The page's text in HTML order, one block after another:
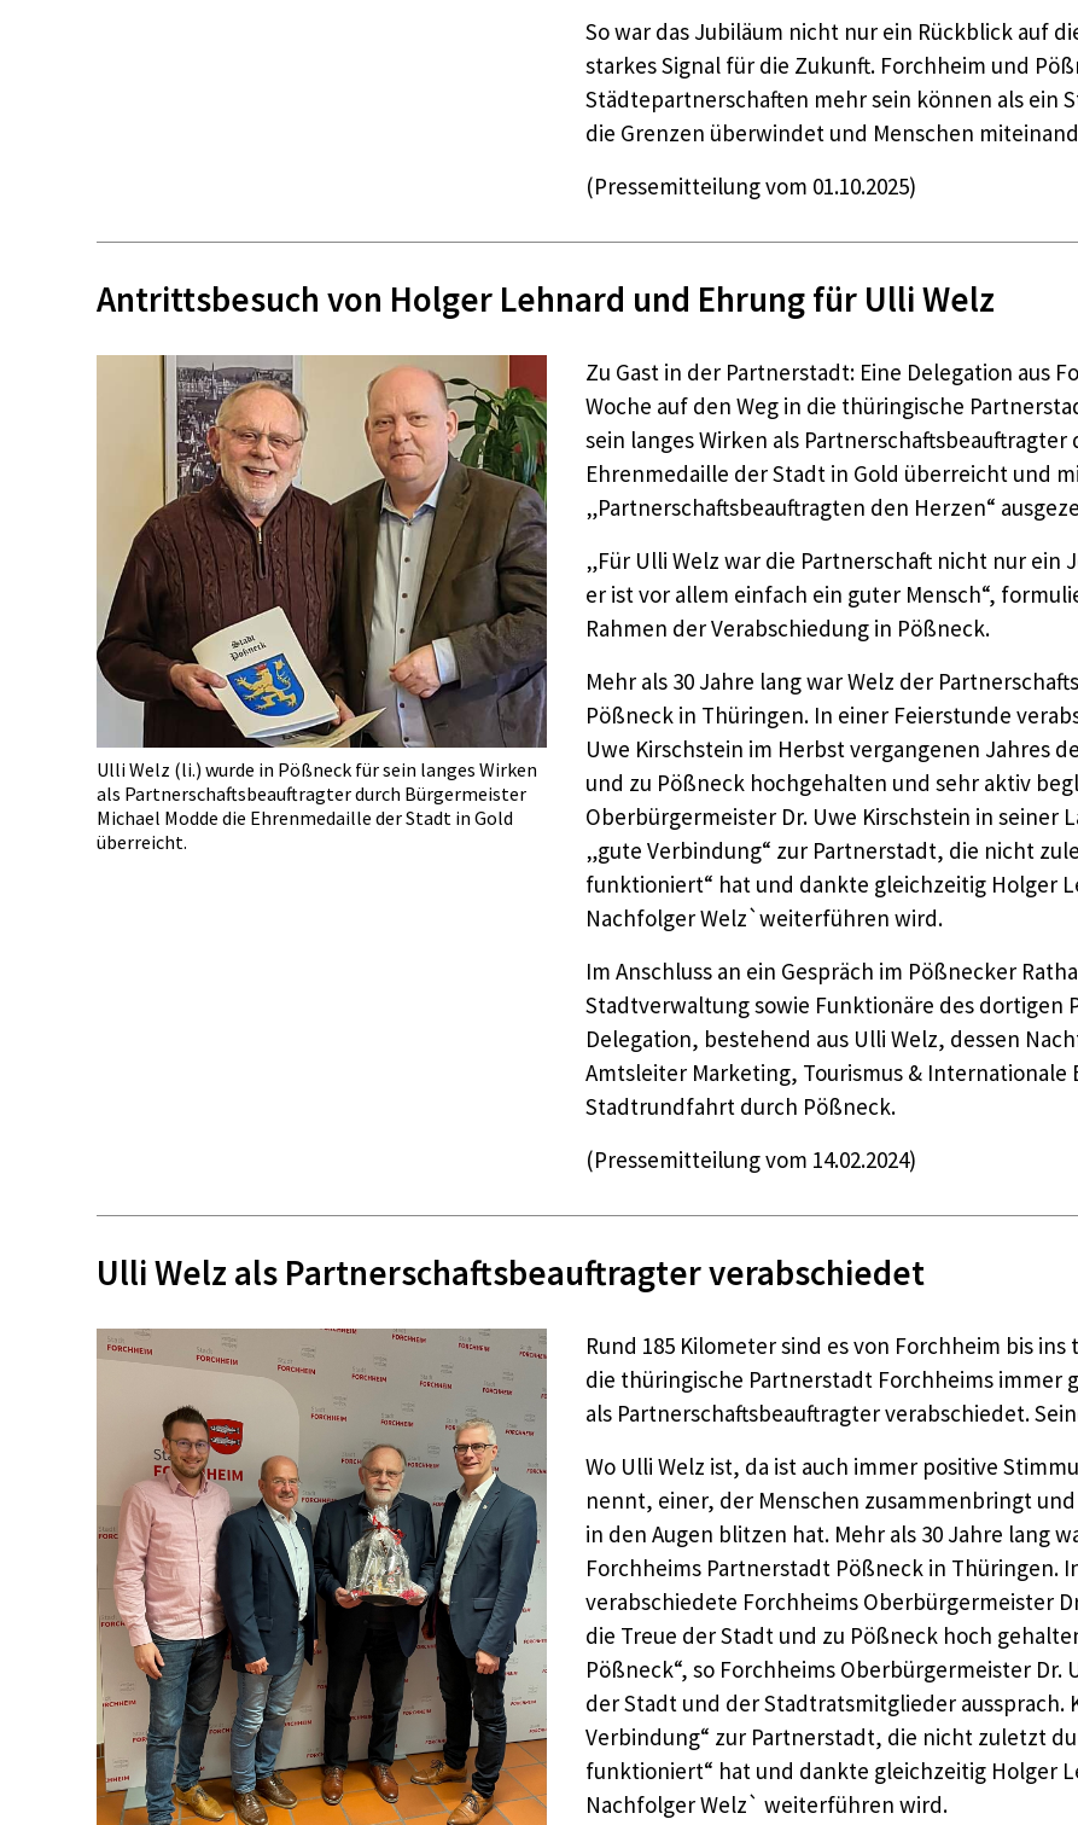
So war das Jubiläum nicht nur ein Rückblick auf
starkes Signal für die Zukunft. Forchheim und
Städtepartnerschaften mehr sein können als ein
die Grenzen überwindet und Menschen
(Pressemitteilung vom 01.10.2025)
Antrittsbesuch von Holger Lehnard und Ehrung für Ulli Welz
Ulli Welz (li.) wurde in Pößneck für sein langes Wirken
als Partnerschaftsbeauftragter durch Bürgermeister
Michael Modde die Ehrenmedaille der Stadt in Gold
überreicht.
Zu Gast in der Partnerstadt: Eine Delegation aus
Woche auf den Weg in die thüringische
sein langes Wirken als
Ehrenmedaille der Stadt in Gold überreicht und
„Partnerschaftsbeauftragten den Herzen“
„Für Ulli Welz war die Partnerschaft nicht nur
er ist vor allem einfach ein guter Mensch“,
Rahmen der Verabschiedung in Pößneck.
Mehr als 30 Jahre lang war Welz der
Pößneck in Thüringen. In einer Feierstunde
Uwe Kirschstein im Herbst vergangenen Jahres
und zu Pößneck hochgehalten und sehr aktiv
Oberbürgermeister Dr. Uwe Kirschstein in seiner
„gute Verbindung“ zur Partnerstadt, die nicht
funktioniert“ hat und dankte gleichzeitig Holger
Nachfolger Welz`weiterführen wird.
Im Anschluss an ein Gespräch im Pößnecker
Stadtverwaltung sowie Funktionäre des
Delegation, bestehend aus Ulli Welz, dessen
Amtsleiter Marketing, Tourismus &
Stadtrundfahrt durch Pößneck.
(Pressemitteilung vom 14.02.2024)
Ulli Welz als Partnerschaftsbeauftragter verabschiedet
Rund 185 Kilometer sind es von Forchheim bis
die thüringische Partnerstadt Forchheims immer
als Partnerschaftsbeauftragter verabschiedet.
Wo Ulli Welz ist, da ist auch immer positive
nennt, einer, der Menschen zusammenbringt
in den Augen blitzen hat. Mehr als 30 Jahre lang
Forchheims Partnerstadt Pößneck in Thüringen.
verabschiedete Forchheims Oberbürgermeister
die Treue der Stadt und zu Pößneck hoch
Pößneck“, so Forchheims Oberbürgermeister
der Stadt und der Stadtratsmitglieder
Verbindung“ zur Partnerstadt, die nicht zuletzt
funktioniert“ hat und dankte gleichzeitig Holger
Nachfolger Welz` weiterführen wird.